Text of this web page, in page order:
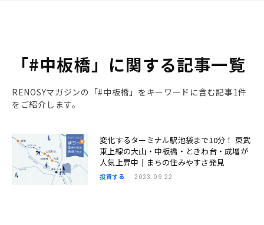
「#中板橋」に関する記事一覧
RENOSYマガジンの「#中板橋」をキーワードに含む記事1件
をご紹介します。
変化するターミナル駅池袋まで10分！ 東武
東上線の大山・中板橋・ときわ台・成増が
人気上昇中｜まちの住みやすさ発見
投資する 2023.09.22